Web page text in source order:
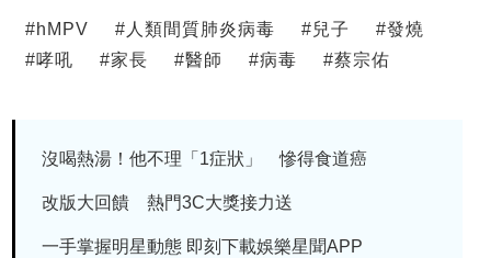
#hMPV # 人類間質肺炎病毒 #兒子 #發燒
#哮吼 #家長 #醫師 #病毒 #蔡宗佑
沒喝熱湯！他不理「1症狀」 慘得食道癌
改版大回饋 熱門3C大獎接力送
一手掌握明星動態 即刻下載娛樂星聞APP